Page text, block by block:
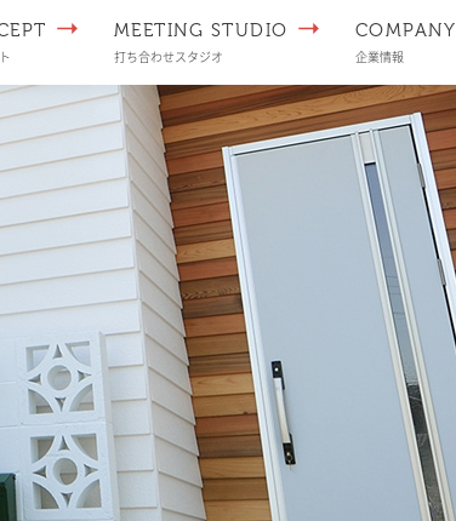
MEETING STUDIO
打ち合わせスタジオ
COMPANY
企業情報